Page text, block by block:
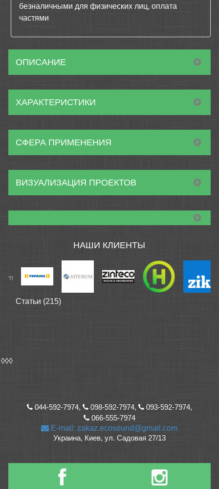
безналичными для физических лиц, оплата
частями
ОПИСАНИЕ
ХАРАКТЕРИСТИКИ
СФЕРА ПРИМЕНЕНИЯ
ВИЗУАЛИЗАЦИЯ ПРОЕКТОВ
НАШИ КЛИЕНТЫ
Статьи (215)
◊◊◊
044-592-7974, 098-592-7974,
093-592-7974,
066-555-7974
E-mail: zakaz.ecosound@gmail.com
Украина, Киев, ул. Садовая 27/13